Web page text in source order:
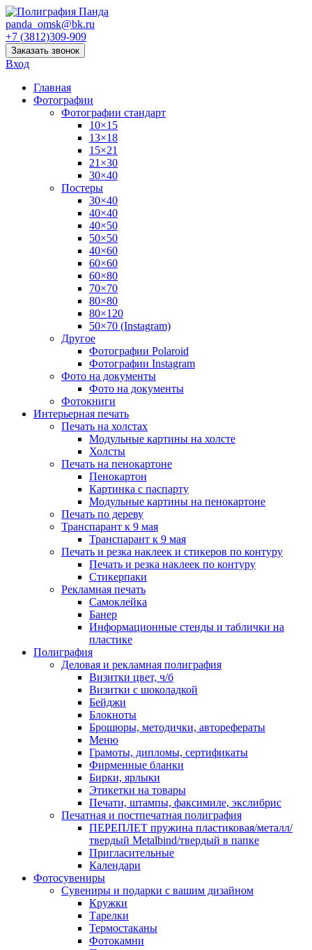
panda_omsk@bk.ru
+7 (3812)309-909
Заказать звонок
Вход
Главная
Фотографии
Фотографии стандарт
10×15
13×18
15×21
21×30
30×40
Постеры
30×40
40×40
40×50
50×50
40×60
60×60
60×80
70×70
80×80
80×120
50×70 (Instagram)
Другое
Фотографии Polaroid
Фотографии Instagram
Фото на документы
Фото на документы
Фотокниги
Интерьерная печать
Печать на холстах
Модульные картины на холсте
Холсты
Печать на пенокартоне
Пенокартон
Картинка с паспарту
Модульные картины на пенокартоне
Печать по дереву
Транспарант к 9 мая
Транспарант к 9 мая
Печать и резка наклеек и стикеров по контуру
Печать и резка наклеек по контуру
Стикерпаки
Рекламная печать
Самоклейка
Банер
Информационные стенды и таблички на
пластике
Полиграфия
Деловая и рекламная полиграфия
Визитки цвет, ч/б
Визитки с шоколадкой
Бейджи
Блокноты
Брошюры, методички, авторефераты
Меню
Грамоты, дипломы, сертификаты
Фирменные бланки
Бирки, ярлыки
Этикетки на товары
Печати, штампы, факсимиле, экслибрис
Печатная и постпечатная полиграфия
ПЕРЕПЛЕТ пружина пластиковая/металл/
твердый Metalbind/твердый в папке
Пригласительные
Календари
Фотосувениры
Сувениры и подарки с вашим дизайном
Кружки
Тарелки
Термостаканы
Фотокамни